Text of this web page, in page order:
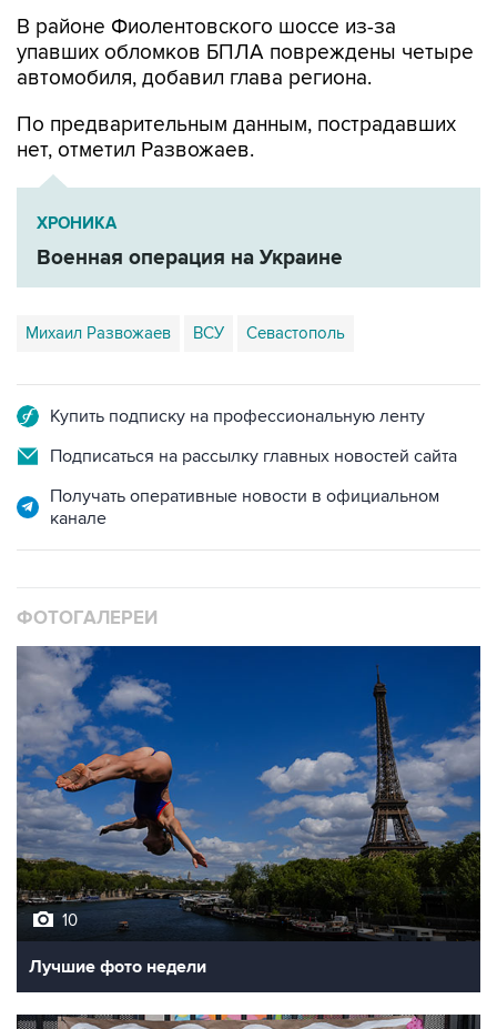
автомобиля, добавил глава региона.
По предварительным данным, пострадавших
ХРОНИКА
Военная операция на Украине
Михаил Развожаев ВСУ Севастополь
Подписаться на рассылку главных новостей сайта
Получать оперативные новости в официальном
10
Лучшие фото недели